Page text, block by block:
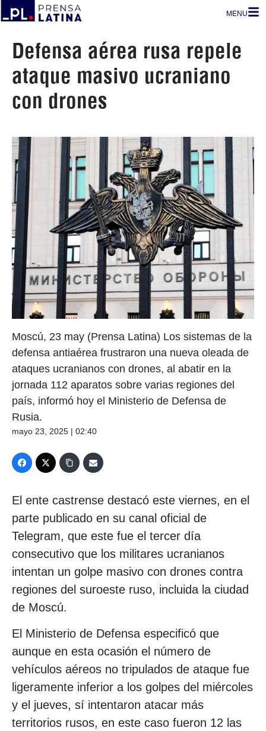
MENU
Defensa aérea rusa repele
ataque masivo ucraniano
con drones
Moscú, 23 may (Prensa Latina) Los sistemas de la
defensa antiaérea frustraron una nueva oleada de
ataques ucranianos con drones, al abatir en la
jornada 112 aparatos sobre varias regiones del
país, informó hoy el Ministerio de Defensa de
Rusia.
mayo 23, 2025 | 02:40
El ente castrense destacó este viernes, en el
parte publicado en su canal oficial de
Telegram, que este fue el tercer día
consecutivo que los militares ucranianos
intentan un golpe masivo con drones contra
regiones del suroeste ruso, incluida la ciudad
de Moscú.
El Ministerio de Defensa especificó que
aunque en esta ocasión el número de
vehículos aéreos no tripulados de ataque fue
ligeramente inferior a los golpes del miércoles
y el jueves, sí intentaron atacar más
territorios rusos, en este caso fueron 12 las